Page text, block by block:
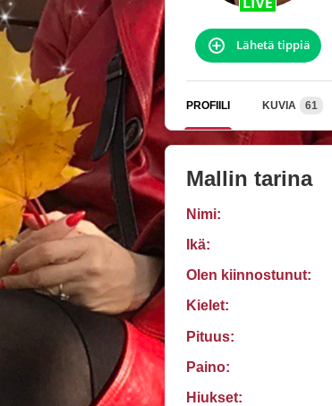
Lähetä tippiä
PROFIILI KUVIA 61
Mallin tarina
Nimi:
Ikä:
Olen kiinnostunut:
Kielet:
Pituus:
Paino:
Hiukset: